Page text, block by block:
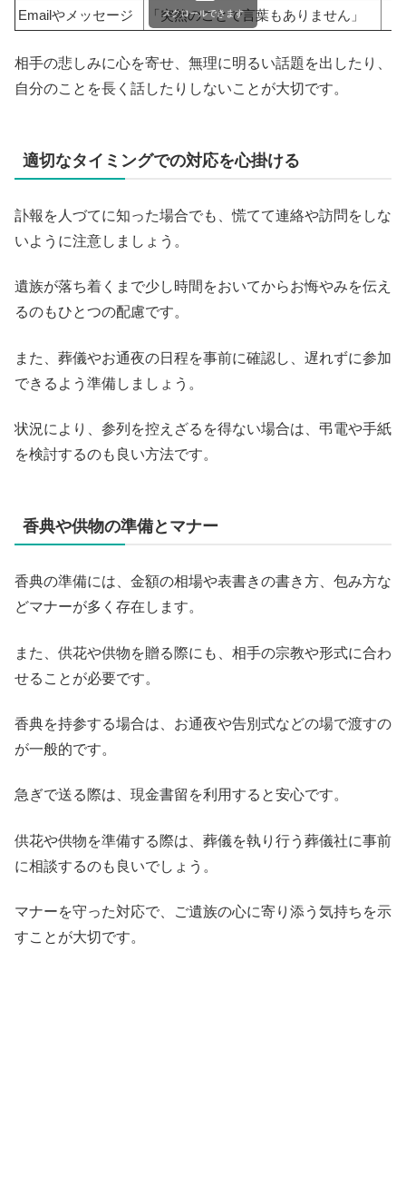
Emailやメッセージ
「突然のことで言葉もありません」
スクロールできます
相手の悲しみに心を寄せ、無理に明るい話題を出したり、
自分のことを長く話したりしないことが大切です。
適切なタイミングでの対応を心掛ける
訃報を人づてに知った場合でも、慌てて連絡や訪問をしな
いように注意しましょう。
遺族が落ち着くまで少し時間をおいてからお悔やみを伝え
るのもひとつの配慮です。
また、葬儀やお通夜の日程を事前に確認し、遅れずに参加
できるよう準備しましょう。
状況により、参列を控えざるを得ない場合は、弔電や手紙
を検討するのも良い方法です。
香典や供物の準備とマナー
香典の準備には、金額の相場や表書きの書き方、包み方な
どマナーが多く存在します。
また、供花や供物を贈る際にも、相手の宗教や形式に合わ
せることが必要です。
香典を持参する場合は、お通夜や告別式などの場で渡すの
が一般的です。
急ぎで送る際は、現金書留を利用すると安心です。
供花や供物を準備する際は、葬儀を執り行う葬儀社に事前
に相談するのも良いでしょう。
マナーを守った対応で、ご遺族の心に寄り添う気持ちを示
すことが大切です。